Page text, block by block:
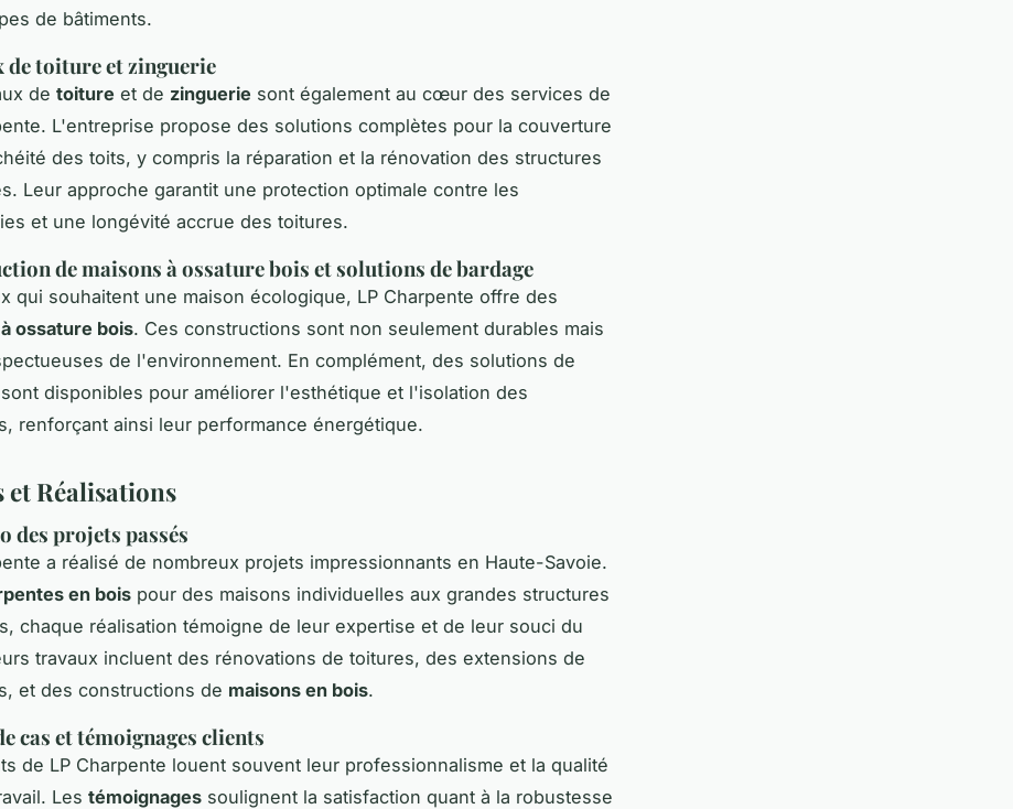
de bâtiments.
de toiture et zinguerie
de toiture et de zinguerie sont également au cœur des services de
L'entreprise propose des solutions complètes pour la couverture
des toits, y compris la réparation et la rénovation des structures
Leur approche garantit une protection optimale contre les
et une longévité accrue des toitures.
de maisons à ossature bois et solutions de bardage
qui souhaitent une maison écologique, LP Charpente offre des
ossature bois. Ces constructions sont non seulement durables mais
de l'environnement. En complément, des solutions de
sont disponibles pour améliorer l'esthétique et l'isolation des
renforçant ainsi leur performance énergétique.
et Réalisations
des projets passés
a réalisé de nombreux projets impressionnants en Haute-Savoie.
en bois pour des maisons individuelles aux grandes structures
chaque réalisation témoigne de leur expertise et de leur souci du
travaux incluent des rénovations de toitures, des extensions de
et des constructions de maisons en bois.
cas et témoignages clients
de LP Charpente louent souvent leur professionnalisme et la qualité
Les témoignages soulignent la satisfaction quant à la robustesse